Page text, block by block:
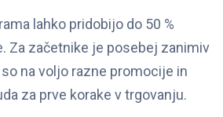
lahko pridobijo do 50 %
Za začetnike je posebej zanimiv
na voljo razne promocije in
za prve korake v trgovanju.